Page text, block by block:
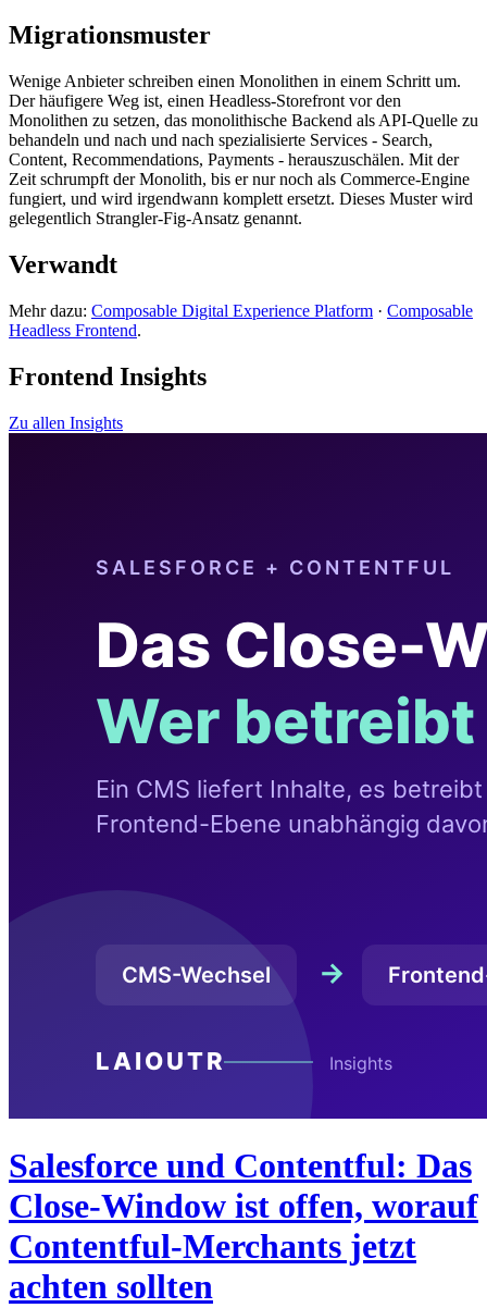
Migrationsmuster
Wenige Anbieter schreiben einen Monolithen in einem Schritt um.
Der häufigere Weg ist, einen Headless-Storefront vor den
Monolithen zu setzen, das monolithische Backend als API-Quelle zu
behandeln und nach und nach spezialisierte Services - Search,
Content, Recommendations, Payments - herauszuschälen. Mit der
Zeit schrumpft der Monolith, bis er nur noch als Commerce-Engine
fungiert, und wird irgendwann komplett ersetzt. Dieses Muster wird
gelegentlich Strangler-Fig-Ansatz genannt.
Verwandt
Mehr dazu: Composable Digital Experience Platform · Composable
Headless Frontend.
Frontend Insights
Zu allen Insights
Salesforce und Contentful: Das
Close-Window ist offen, worauf
Contentful-Merchants jetzt
achten sollten